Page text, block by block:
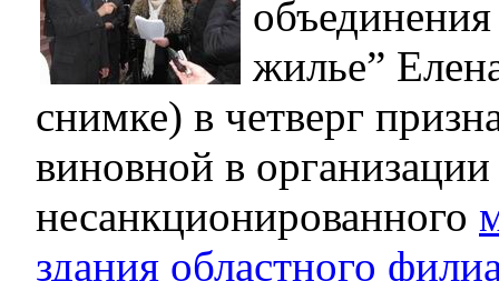
жилье”
снимке) в четверг
виновной в организации
несанкционированного
здания областного